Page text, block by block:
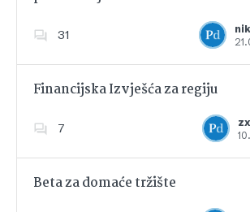
31
Dodajte u
Financijska Izvješća za regiju
7
Dodajte u
Beta za domaće tržište